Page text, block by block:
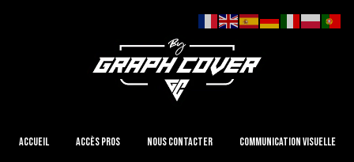
Accueil Accès Pros Nous contacter Communication visuelle